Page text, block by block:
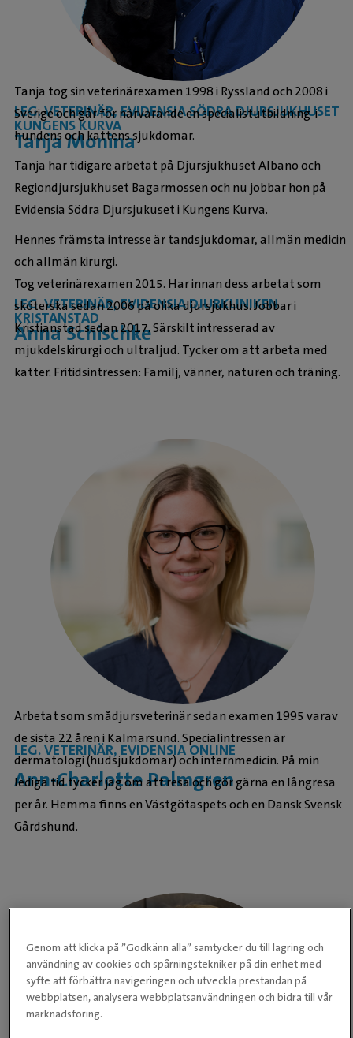
Tanja Monina
LEG. VETERINÄR, EVIDENSIA SÖDRA DJURSJUKHUSET
KUNGENS KURVA
Tanja tog sin veterinärexamen 1998 i Ryssland och 2008 i
Sverige och går för närvarande en specialistutbildning i
hundens och kattens sjukdomar.
Tanja har tidigare arbetat på Djursjukhuset Albano och
Regiondjursjukhuset Bagarmossen och nu jobbar hon på
Evidensia Södra Djursjukuset i Kungens Kurva.
Hennes främsta intresse är tandsjukdomar, allmän medicin
och allmän kirurgi.
Anna Schischke
LEG. VETERINÄR, EVIDENSIA DJURKLINIKEN
KRISTANSTAD
Tog veterinärexamen 2015. Har innan dess arbetat som
sköterska sedan 2006 på olika djursjukhus. Jobbar i
Kristianstad sedan 2017. Särskilt intresserad av
mjukdelskirurgi och ultraljud. Tycker om att arbeta med
katter. Fritidsintressen: Familj, vänner, naturen och träning.
Ann-Charlotte Palmgren
LEG. VETERINÄR, EVIDENSIA ONLINE
Arbetat som smådjursveterinär sedan examen 1995 varav
de sista 22 åren i Kalmarsund. Specialintressen är
dermatologi (hudsjukdomar) och internmedicin. På min
lediga tid tycker jag om att resa och gör gärna en långresa
per år. Hemma finns en Västgötaspets och en Dansk Svensk
Gårdshund.
Genom att klicka på ”Godkänn alla” samtycker du till lagring och
användning av cookies och spårningstekniker på din enhet med
syfte att förbättra navigeringen och utveckla prestandan på
webbplatsen, analysera webbplatsanvändningen och bidra till vår
marknadsföring.